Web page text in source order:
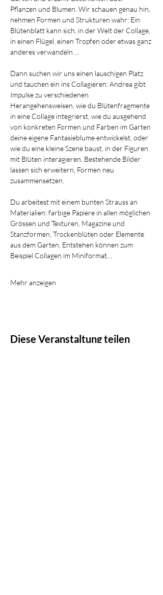
Pflanzen und Blumen. Wir schauen genau hin,
nehmen Formen und Strukturen wahr: Ein
Blütenblatt kann sich, in der Welt der Collage,
in einen Flügel, einen Tropfen oder etwas ganz
anderes verwandeln …
Dann suchen wir uns einen lauschigen Platz
und tauchen ein ins Collagieren: Andrea gibt
Impulse zu verschiedenen
Herangehensweisen, wie du Blütenfragmente
in eine Collage integrierst, wie du ausgehend
von konkreten Formen und Farben im Garten
deine eigene Fantasieblume entwickelst, oder
wie du eine kleine Szene baust, in der Figuren
mit Blüten interagieren. Bestehende Bilder
lassen sich erweitern, Formen neu
zusammensetzen.
Du arbeitest mit einem bunten Strauss an
Materialien: farbige Papiere in allen möglichen
Grössen und Texturen, Magazine und
Stanzformen, Trockenblüten oder Elemente
aus dem Garten. Entstehen können zum
Beispiel Collagen im Miniformat…
Mehr anzeigen
Diese Veranstaltung teilen